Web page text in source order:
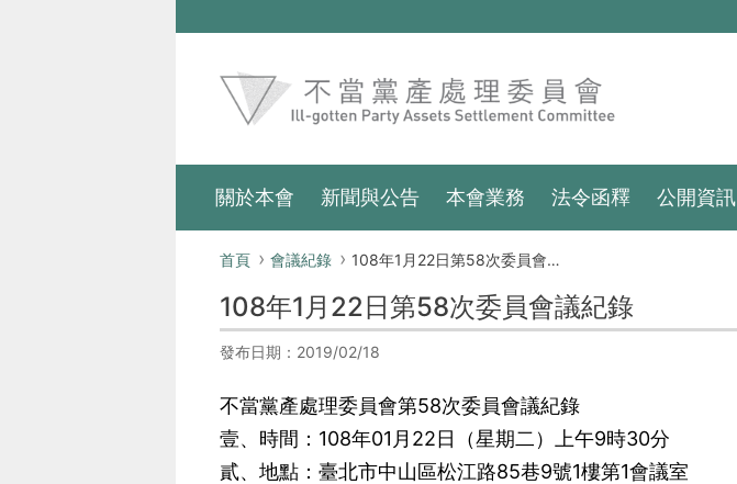
關於本會 新聞與公告 本會業務 法令函釋 公開資訊
首頁 會議紀錄 108年1月22日第58次委員會議紀錄
108年1月22日第58次委員會議紀錄
發布日期：2019/02/18
不當黨產處理委員會第58次委員會議紀錄
壹、時間：108年01月22日（星期二）上午9時30分
貳、地點：臺北市中山區松江路85巷9號1樓第1會議室